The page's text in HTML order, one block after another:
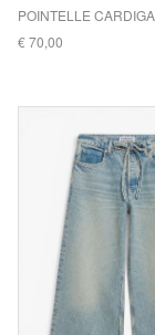
€ 70,00